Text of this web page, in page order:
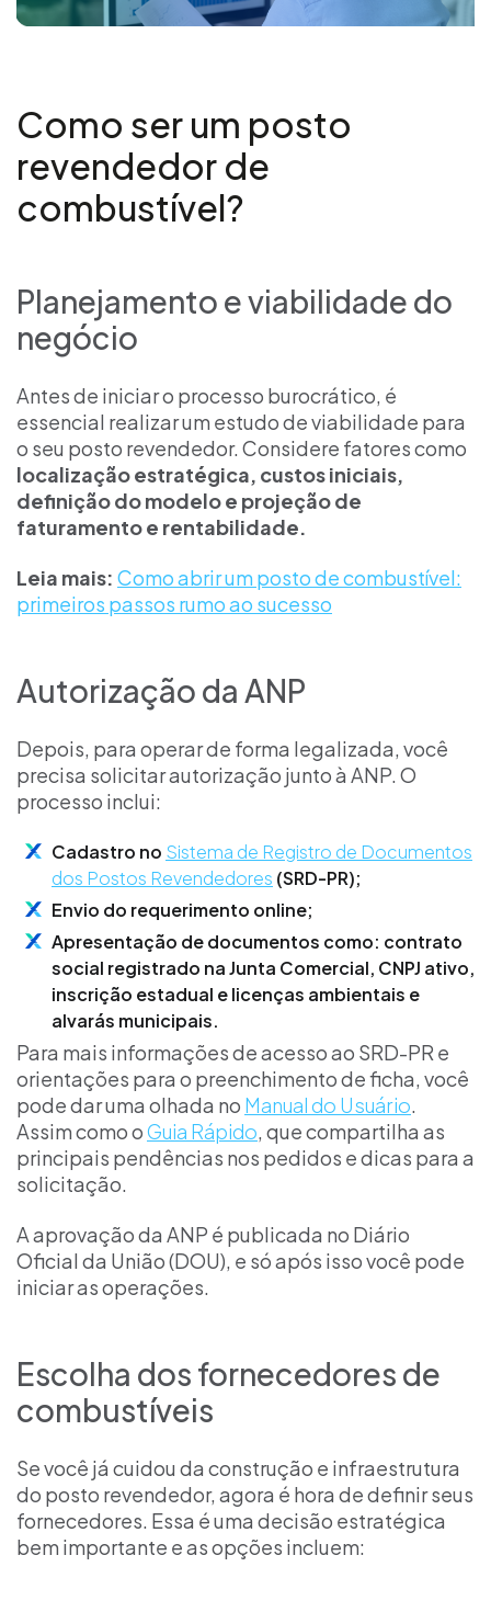
Como ser um posto
revendedor de
combustível?
Planejamento e viabilidade do
negócio
Antes de iniciar o processo burocrático, é
essencial realizar um estudo de viabilidade para
o seu posto revendedor. Considere fatores como
localização estratégica, custos iniciais,
definição do modelo e projeção de
faturamento e rentabilidade.
Leia mais: Como abrir um posto de combustível:
primeiros passos rumo ao sucesso
Autorização da ANP
Depois, para operar de forma legalizada, você
precisa solicitar autorização junto à ANP. O
processo inclui:
Cadastro no Sistema de Registro de Documentos
dos Postos Revendedores (SRD-PR);
Envio do requerimento online;
Apresentação de documentos como: contrato
social registrado na Junta Comercial, CNPJ ativo,
inscrição estadual e licenças ambientais e
alvarás municipais.
Para mais informações de acesso ao SRD-PR e
orientações para o preenchimento de ficha, você
pode dar uma olhada no Manual do Usuário.
Assim como oGuia Rápido, que compartilha as
principais pendências nos pedidos e dicas para a
solicitação.
A aprovação da ANP é publicada no Diário
Oficial da União (DOU), e só após isso você pode
iniciar as operações.
Escolha dos fornecedores de
combustíveis
Se você já cuidou da construção e infraestrutura
do posto revendedor, agora é hora de definir seus
fornecedores. Essa é uma decisão estratégica
bem importante e as opções incluem: